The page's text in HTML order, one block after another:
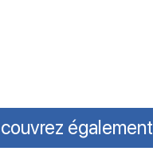
également